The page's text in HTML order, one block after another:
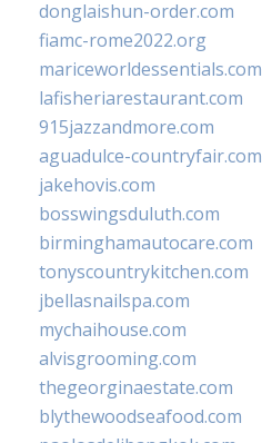
donglaishun-order.com
fiamc-rome2022.org
mariceworldessentials.com
lafisheriarestaurant.com
915jazzandmore.com
aguadulce-countryfair.com
jakehovis.com
bosswingsduluth.com
birminghamautocare.com
tonyscountrykitchen.com
jbellasnailspa.com
mychaihouse.com
alvisgrooming.com
thegeorginaestate.com
blythewoodseafood.com